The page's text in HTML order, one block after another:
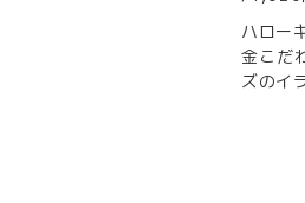
ハロー
金こだ
ズのイ